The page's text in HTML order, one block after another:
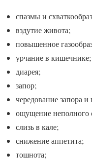
спазмы и
вздутие живота;
повышенное
урчание в кишечнике;
диарея;
запор;
чередование запора и
ощущение неполного
слизь в кале;
снижение аппетита;
тошнота;